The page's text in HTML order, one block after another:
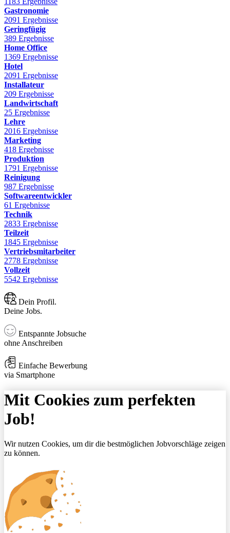
Gastronomie
2091 Ergebnisse
Geringfügig
389 Ergebnisse
Home Office
1369 Ergebnisse
Hotel
2091 Ergebnisse
Installateur
209 Ergebnisse
Landwirtschaft
25 Ergebnisse
Lehre
2016 Ergebnisse
Marketing
418 Ergebnisse
Produktion
1791 Ergebnisse
Reinigung
987 Ergebnisse
Softwareentwickler
61 Ergebnisse
Technik
2833 Ergebnisse
Teilzeit
1845 Ergebnisse
Vertriebsmitarbeiter
2778 Ergebnisse
Vollzeit
5542 Ergebnisse
Dein Profil.
Deine Jobs.
Entspannte Jobsuche
ohne Anschreiben
Einfache Bewerbung
via Smartphone
Mit Cookies zum perfekten
Job!
Wir nutzen Cookies, um dir die bestmöglichen Jobvorschläge zeigen
zu können.